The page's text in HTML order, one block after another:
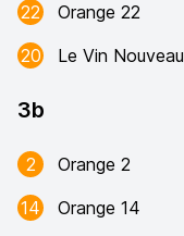
22
Orange 22
20
Le Vin Nouveau
3b
2 Orange 2
14
Orange 14